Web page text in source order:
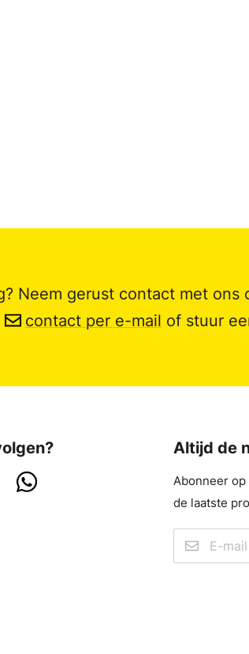
Neem gerust contact met ons
contact per e-mail of stuur
Altijd de
Abonneer
de laatste